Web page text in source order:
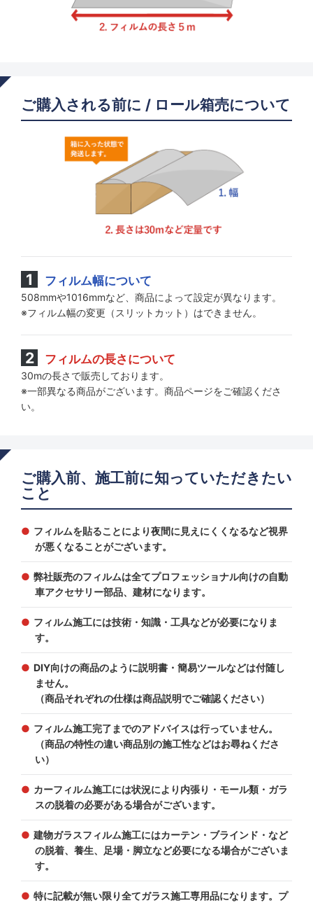
ご購入される前に / ロール箱売について
フィルム幅について
508mmや1016mmなど、商品によって設定が異なります。
※フィルム幅の変更（スリットカット）はできません。
フィルムの長さについて
30mの長さで販売しております。
※一部異なる商品がございます。商品ページをご確認くださ
い。
ご購入前、施工前に知っていただきたい
こと
フィルムを貼ることにより夜間に見えにくくなるなど視界
が悪くなることがございます。
弊社販売のフィルムは全てプロフェッショナル向けの自動
車アクセサリー部品、建材になります。
フィルム施工には技術・知識・工具などが必要になりま
す。
DIY向けの商品のように説明書・簡易ツールなどは付随し
ません。
（商品それぞれの仕様は商品説明でご確認ください）
フィルム施工完了までのアドバイスは行っていません。
（商品の特性の違い商品別の施工性などはお尋ねくださ
い）
カーフィルム施工には状況により内張り・モール類・ガラ
スの脱着の必要がある場合がございます。
建物ガラスフィルム施工にはカーテン・ブラインド・など
の脱着、養生、足場・脚立など必要になる場合がございま
す。
特に記載が無い限り全てガラス施工専用品になります。プ